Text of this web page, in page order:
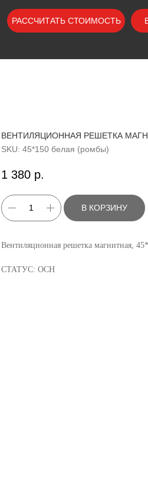
РАССЧИТАТЬ СТОИМОСТЬ
ВЕНТИЛЯЦИОННАЯ РЕШЕТКА
SKU: 45*150 белая (ромбы)
1 380 р.
В КОРЗИНУ
Вентиляционная решетка магнитная,
СТАТУС: ОСН